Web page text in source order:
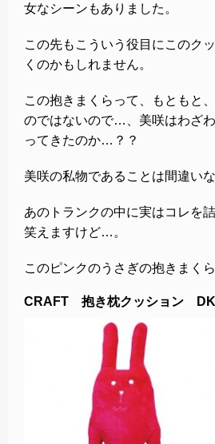
女なシーンもありました。
この先もこういう役目にこのク
くのかもしれません。
この抱きまくらって、もともと
のではないので…、美咲はわざ
ってきたのか…？？
美咲の私物であることは間違いな
あのトランクの中に実はコレを
笑えますけど…。
このピンクのうさぎの抱きまく
CRAFT 抱き枕クッション